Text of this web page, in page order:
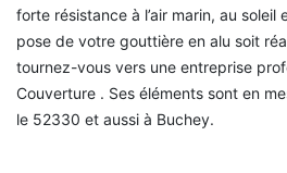
forte résistance à l’air marin, au soleil
pose de votre gouttière en alu soit
tournez-vous vers une entreprise
Couverture . Ses éléments sont en
le 52330 et aussi à Buchey.